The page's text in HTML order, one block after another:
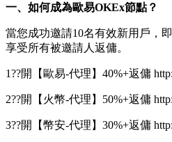
一、如何成為歐易OKEx節點？
當您成功邀請10名有效新用戶，
享受所有被邀請人返傭。
1??開【歐易-代理】40%+返傭
2??開【火幣-代理】50%+返傭
3??開【幣安-代理】30%+返傭